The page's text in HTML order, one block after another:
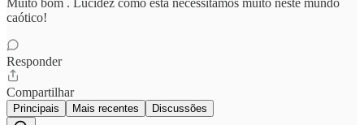
Muito bom . Lucidez como esta necessitamos muito neste mundo
caótico!
Responder
Compartilhar
Principais Mais recentes Discussões